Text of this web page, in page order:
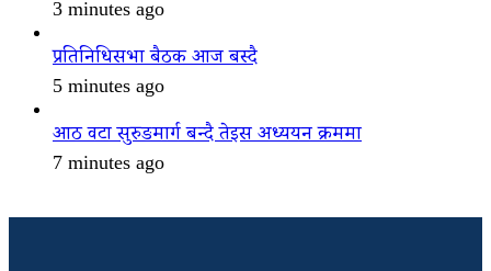
3 minutes ago
प्रतिनिधिसभा बैठक आज बस्दै
5 minutes ago
आठ वटा सुरुङमार्ग बन्दै तेइस अध्ययन क्रममा
7 minutes ago